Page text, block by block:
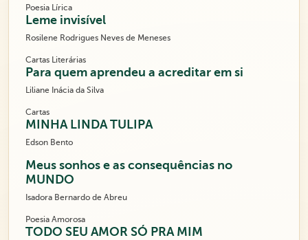
Poesia Lírica
Leme invisível
Rosilene Rodrigues Neves de Meneses
Cartas Literárias
Para quem aprendeu a acreditar em si
Liliane Inácia da Silva
Cartas
MINHA LINDA TULIPA
Edson Bento
Meus sonhos e as consequências no
MUNDO
Isadora Bernardo de Abreu
Poesia Amorosa
TODO SEU AMOR SÓ PRA MIM